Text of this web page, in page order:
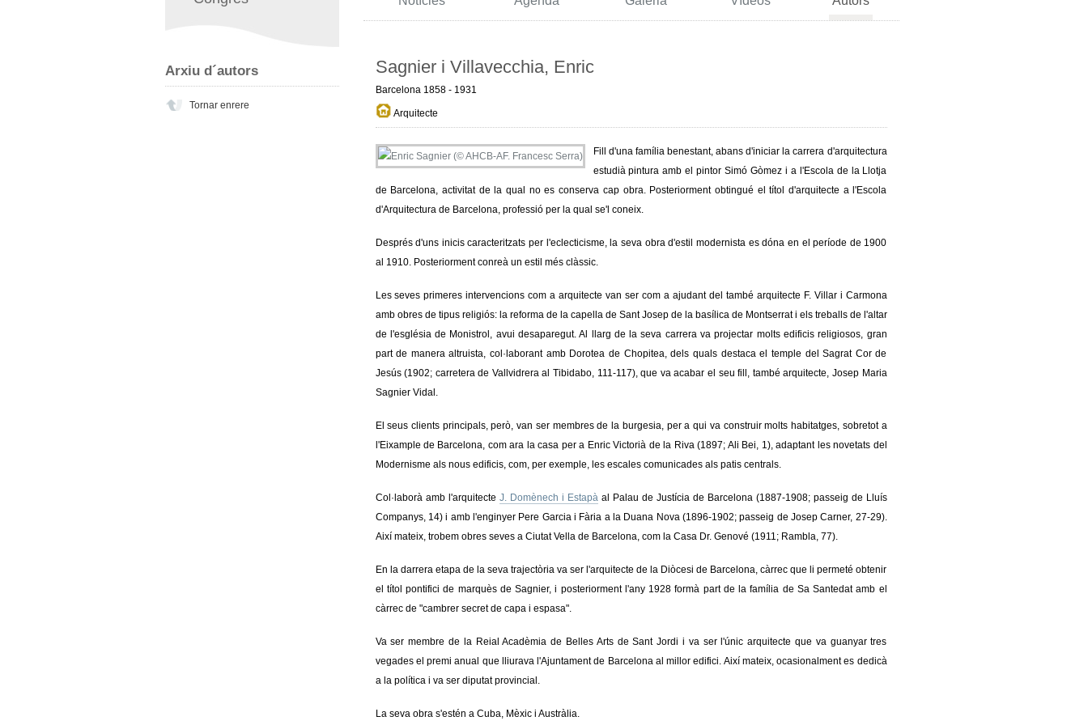
Arxiu d´autors
Tornar enrere
Sagnier i Villavecchia, Enric
Barcelona 1858 - 1931
Arquitecte
Fill d'una família benestant, abans d'iniciar la carrera d'arquitectura
estudià pintura amb el pintor Simó Gòmez i a l'Escola de la Llotja
de Barcelona, activitat de la qual no es conserva cap obra. Posteriorment obtingué el títol d'arquitecte a l'Escola
d'Arquitectura de Barcelona, professió per la qual se'l coneix.
Després d'uns inicis caracteritzats per l'eclecticisme, la seva obra d'estil modernista es dóna en el període de 1900
al 1910. Posteriorment conreà un estil més clàssic.
Les seves primeres intervencions com a arquitecte van ser com a ajudant del també arquitecte F. Villar i Carmona
amb obres de tipus religiós: la reforma de la capella de Sant Josep de la basílica de Montserrat i els treballs de l'altar
de l'església de Monistrol, avui desaparegut. Al llarg de la seva carrera va projectar molts edificis religiosos, gran
part de manera altruista, col·laborant amb Dorotea de Chopitea, dels quals destaca el temple del Sagrat Cor de
Jesús (1902; carretera de Vallvidrera al Tibidabo, 111-117), que va acabar el seu fill, també arquitecte, Josep Maria
Sagnier Vidal.
El seus clients principals, però, van ser membres de la burgesia, per a qui va construir molts habitatges, sobretot a
l'Eixample de Barcelona, com ara la casa per a Enric Victorià de la Riva (1897; Ali Bei, 1), adaptant les novetats del
Modernisme als nous edificis, com, per exemple, les escales comunicades als patis centrals.
Col·laborà amb l'arquitecte J. Domènech i Estapàal Palau de Justícia de Barcelona (1887-1908; passeig de Lluís
Companys, 14) i amb l'enginyer Pere Garcia i Fària a la Duana Nova (1896-1902; passeig de Josep Carner, 27-29).
Així mateix, trobem obres seves a Ciutat Vella de Barcelona, com la Casa Dr. Genové (1911; Rambla, 77).
En la darrera etapa de la seva trajectòria va ser l'arquitecte de la Diòcesi de Barcelona, càrrec que li permeté obtenir
el títol pontifici de marquès de Sagnier, i posteriorment l'any 1928 formà part de la família de Sa Santedat amb el
càrrec de "cambrer secret de capa i espasa".
Va ser membre de la Reial Acadèmia de Belles Arts de Sant Jordi i va ser l'únic arquitecte que va guanyar tres
vegades el premi anual que lliurava l'Ajuntament de Barcelona al millor edifici. Així mateix, ocasionalment es dedicà
a la política i va ser diputat provincial.
La seva obra s'estén a Cuba, Mèxic i Austràlia.